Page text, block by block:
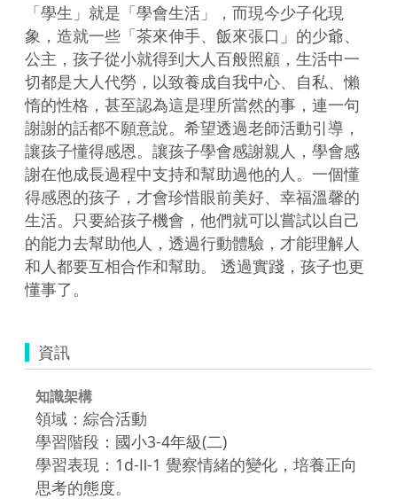
「學生」就是「學會生活」，而現今少子化現
象，造就一些「茶來伸手、飯來張口」的少爺、
公主，孩子從小就得到大人百般照顧，生活中一
切都是大人代勞，以致養成自我中心、自私、懶
惰的性格，甚至認為這是理所當然的事，連一句
謝謝的話都不願意說。希望透過老師活動引導，
讓孩子懂得感恩。讓孩子學會感謝親人，學會感
謝在他成長過程中支持和幫助過他的人。一個懂
得感恩的孩子，才會珍惜眼前美好、幸福溫馨的
生活。只要給孩子機會，他們就可以嘗試以自己
的能力去幫助他人，透過行動體驗，才能理解人
和人都要互相合作和幫助。 透過實踐，孩子也更
懂事了。
資訊
知識架構
領域：綜合活動
學習階段：國小3-4年級(二)
學習表現：1d-Ⅱ-1 覺察情緒的變化，培養正向
思考的態度。